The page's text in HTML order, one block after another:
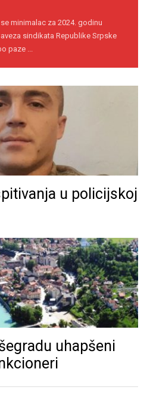
minimalac za 2024. godinu
sindikata Republike Srpske
paze ...
u policijskoj
uhapšeni